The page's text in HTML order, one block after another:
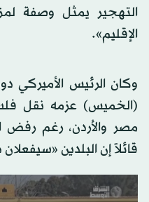
التهجير يمثل وصفة
الإقليم».
وكان الرئيس الأميركي
(الخميس) عزمه نقل
مصر والأردن، رغم رفض
قائلاً إن البلدين